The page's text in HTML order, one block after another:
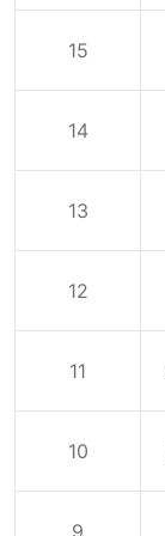
15
14
13
12
11
10
9